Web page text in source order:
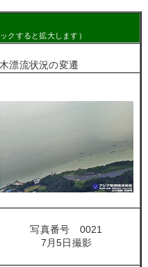
クすると拡大します）
漂流状況の変遷
写真番号 0021
7月5日撮影